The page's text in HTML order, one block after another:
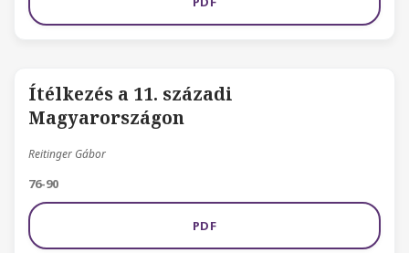
Ítélkezés a 11. századi
Magyarországon
Reitinger Gábor
76-90
PDF